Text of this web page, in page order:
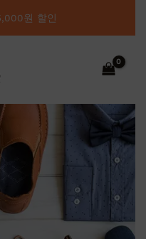
원 할인